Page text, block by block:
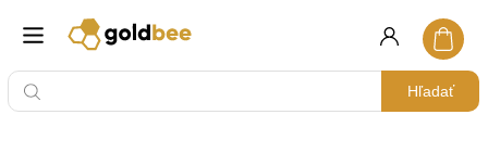
Hľadať